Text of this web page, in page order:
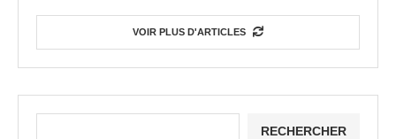
VOIR PLUS D'ARTICLES
RECHERCHER